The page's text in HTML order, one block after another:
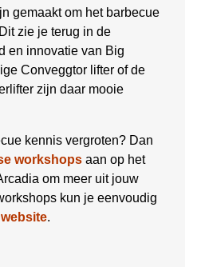
gemaakt om het barbecue
zie je terug in de
en innovatie van Big
Conveggtor lifter of de
zijn daar mooie
kennis vergroten? Dan
workshops aan op het
om meer uit jouw
kun je eenvoudig
.